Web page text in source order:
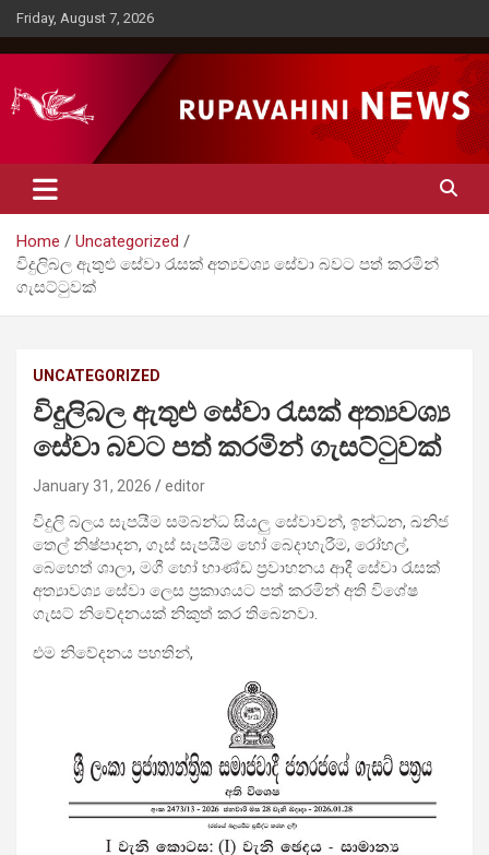
Skip
to
content
Friday, August 7, 2026
Rupavahini News
Home
Uncategorized
විදුලිබල ඇතුළු සේවා රැසක් අත්‍යවශ්‍ය සේවා බවට පත් කරමින්
ගැසට්ටුවක්
UNCATEGORIZED
විදුලිබල ඇතුළු සේවා රැසක් අත්‍යවශ්‍ය
සේවා බවට පත් කරමින් ගැසට්ටුවක්
January 31, 2026 editor
විදුලි බලය සැපයීම සම්බන්ධ සියලු සේවාවන්, ඉන්ධන, ඛනිජ
තෙල් නිෂ්පාදන, ගෑස් සැපයීම හෝ බෙදාහැරීම, රෝහල්,
බෙහෙත් ශාලා, මගී හෝ භාණ්ඩ ප්‍රවාහනය ආදී සේවා රැසක්
අත්‍යාවශ්‍ය සේවා ලෙස ප්‍රකාශයට පත් කරමින් අති විශේෂ
ගැසට් නිවේදනයක් නිකුත් කර තිබෙනවා.
එම නිවේදනය පහතින්,